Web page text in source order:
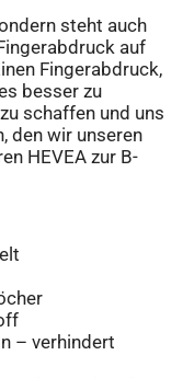
steht auch
auf
Fingerabdruck,
besser zu
schaffen und uns
den wir unseren
HEVEA zur B-
– verhindert